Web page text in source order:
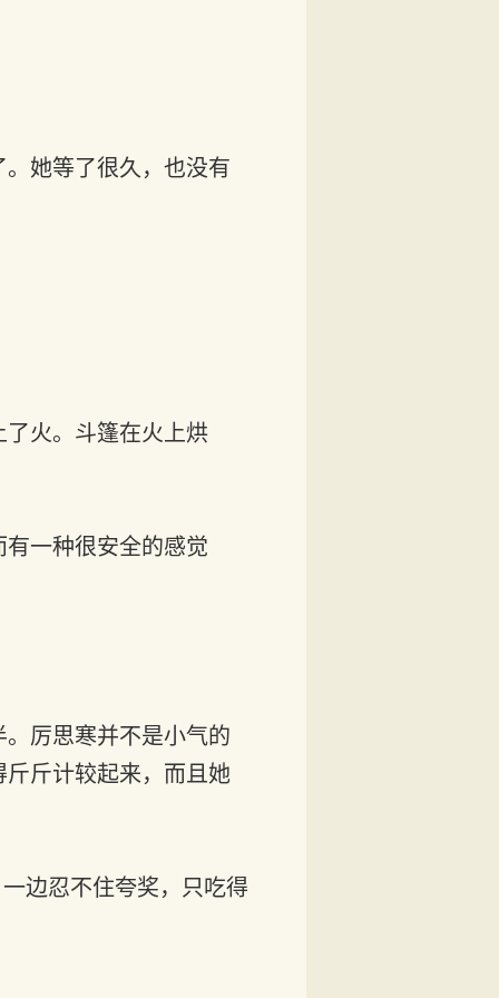
她等了很久，也没有
火。斗篷在火上烘
一种很安全的感觉
厉思寒并不是小气的
斤计较起来，而且她
边忍不住夸奖，只吃得